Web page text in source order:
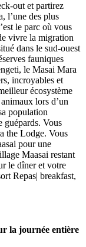
out et partirez
l’une des plus
le parc où vous
vivre la migration
dans le sud-ouest
fauniques
le Masai Mara
incroyables et
écosystème
lors d’un
population
guépards. Vous
the Lodge. Vous
pour une
Maasai restant
le dîner et votre
Repas| breakfast,
la journée entière